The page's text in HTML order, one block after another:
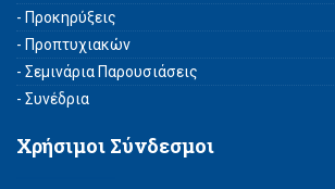
- Προκηρύξεις
- Προπτυχιακών
- Σεμινάρια Παρουσιάσεις
- Συνέδρια
Χρήσιμοι Σύνδεσμοι